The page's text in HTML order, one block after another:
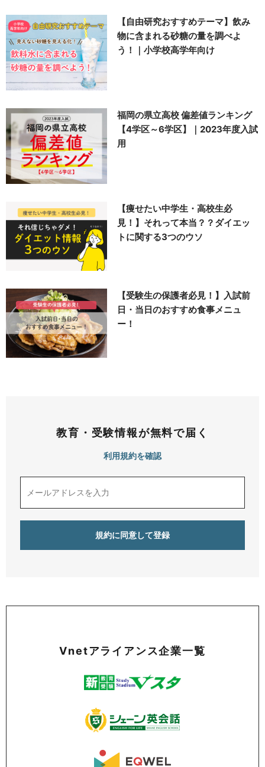
【自由研究おすすめテーマ】飲み
物に含まれる砂糖の量を調べよ
う！｜小学校高学年向け
福岡の県立高校 偏差値ランキング
【4学区～6学区】｜2023年度入試
用
【痩せたい中学生・高校生必
見！】それって本当？？ダイエッ
トに関する3つのウソ
【受験生の保護者必見！】入試前
日・当日のおすすめ食事メニュ
ー！
教育・受験情報が無料で届く
利用規約を確認
Vnetアライアンス企業一覧